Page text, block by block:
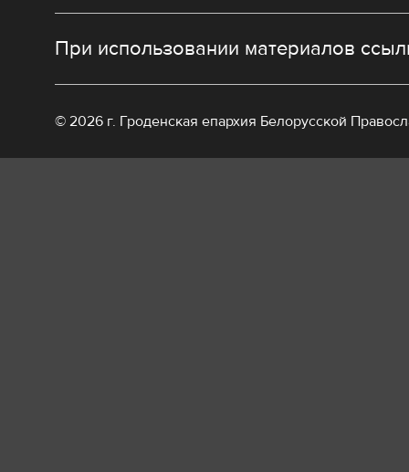
При использовании материалов
© 2026 г. Гроденская епархия Белорусской